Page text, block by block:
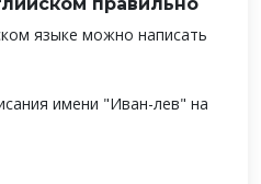
языке можно написать
имени "Иван-лев" на